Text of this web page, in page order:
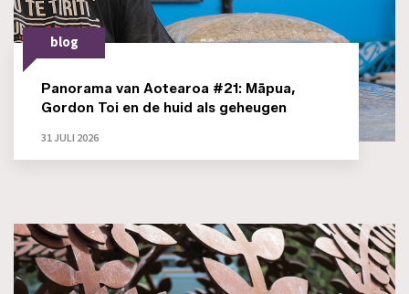
blog
Panorama van Aotearoa #21: Māpua,
Gordon Toi en de huid als geheugen
31 JULI 2026